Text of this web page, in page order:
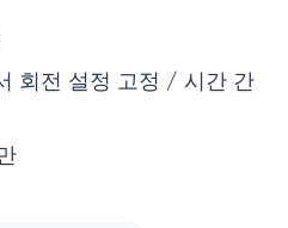
회전 설정 고정 / 시간 간